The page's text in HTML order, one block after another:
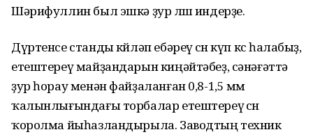
Шәрифуллин был эшкә ҙур өлөш индерҙе.
Дүртенсе станды көйләп ебәреү өсөн күп көс һалабыҙ,
етештереү майҙандарын киңәйтәбеҙ, сәнәғәттә
ҙур һорау менән файҙаланған 0,8-1,5 мм
ҡалынлығындағы торбалар етештереү өсөн
ҡоролма йыһазландырыла. Заводтың техник